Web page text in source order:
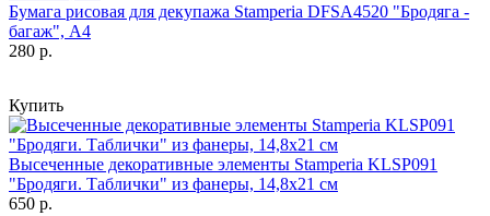
Бумага рисовая для декупажа Stamperia DFSA4520 "Бродяга -
багаж", А4
280 р.
Купить
Высеченные декоративные элементы Stamperia KLSP091
"Бродяги. Таблички" из фанеры, 14,8х21 см
650 р.